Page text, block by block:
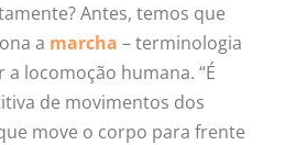
Antes, temos que
a marcha – terminologia
locomoção humana. “É
de movimentos dos
move o corpo para frente